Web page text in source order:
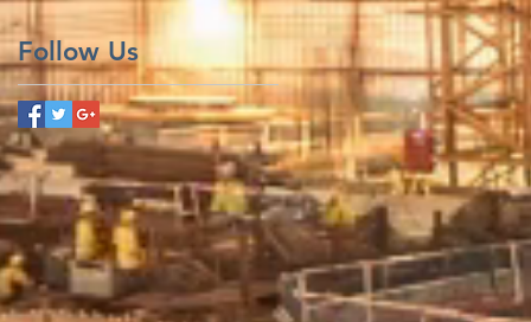
Follow Us